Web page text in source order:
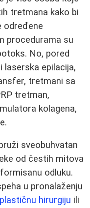
tretmana kako bi
određene
procedurama su
No, pored
laserska epilacija,
tretmani sa
tretman,
kolagena,
sveobuhvatan
od čestih mitova
odluku.
u pronalaženju
hirurgiju ili